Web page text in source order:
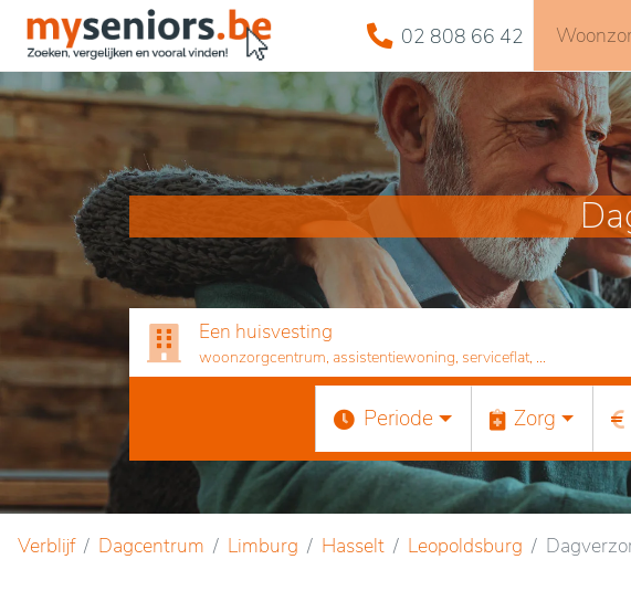
02 808 66 42
Een huisvesting
woonzorgcentrum, assistentiewoning, serviceflat, ...
Periode Zorg
Verblijf Dagcentrum Limburg Hasselt Leopoldsburg